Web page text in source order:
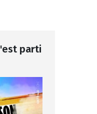
parti